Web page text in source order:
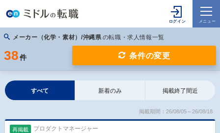
メーカー（化学・素材）/沖縄県 の転職・求人情報一覧
38 件 条件の変更
すべて 新着のみ 掲載終了間近
掲載期間：26/08/05～26/08/18
再掲載 プロダクトマネージャー